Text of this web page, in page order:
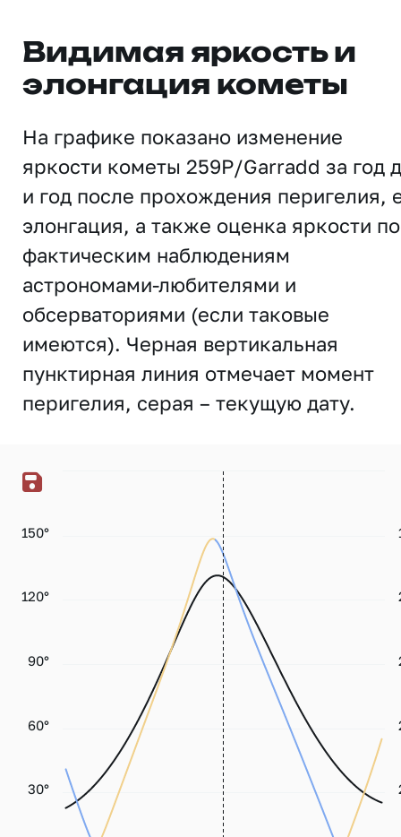
Видимая яркость и
элонгация кометы
На графике показано изменение
яркости кометы 259P/Garradd за год
и год после прохождения перигелия,
элонгация, а также оценка яркости по
фактическим наблюдениям
астрономами-любителями и
обсерваториями (если таковые
имеются). Черная вертикальная
пунктирная линия отмечает момент
перигелия, серая – текущую дату.
30°
60°
90°
120°
150°